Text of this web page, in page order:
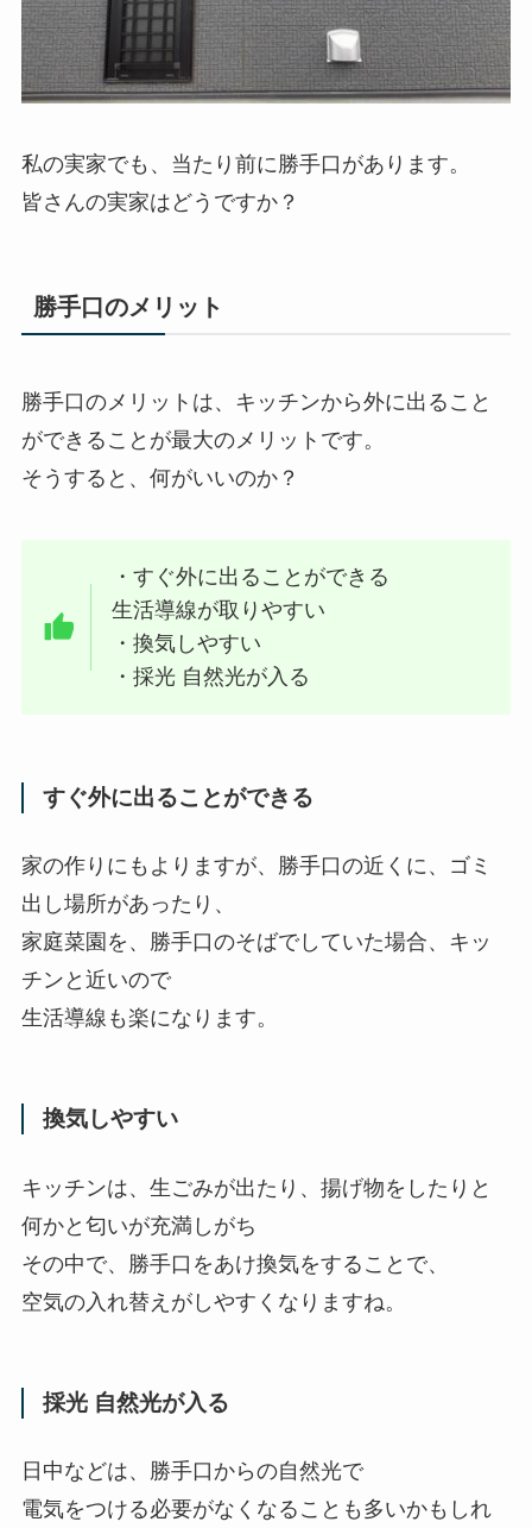
私の実家でも、当たり前に勝手口があります。
皆さんの実家はどうですか？
勝手口のメリット
勝手口のメリットは、キッチンから外に出ること
ができることが最大のメリットです。
そうすると、何がいいのか？
・すぐ外に出ることができる
生活導線が取りやすい
・換気しやすい
・採光 自然光が入る
すぐ外に出ることができる
家の作りにもよりますが、勝手口の近くに、ゴミ
出し場所があったり、
家庭菜園を、勝手口のそばでしていた場合、キッ
チンと近いので
生活導線も楽になります。
換気しやすい
キッチンは、生ごみが出たり、揚げ物をしたりと
何かと匂いが充満しがち
その中で、勝手口をあけ換気をすることで、
空気の入れ替えがしやすくなりますね。
採光 自然光が入る
日中などは、勝手口からの自然光で
電気をつける必要がなくなることも多いかもしれ